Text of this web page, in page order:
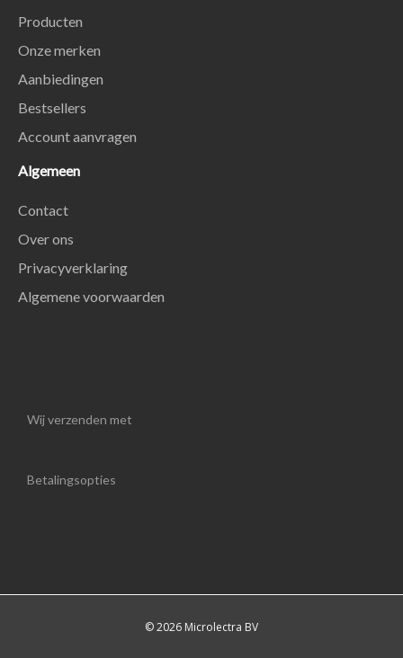
Producten
Onze merken
Aanbiedingen
Bestsellers
Account aanvragen
Algemeen
Contact
Over ons
Privacyverklaring
Algemene voorwaarden
Wij verzenden met
Betalingsopties
© 2026 Microlectra BV